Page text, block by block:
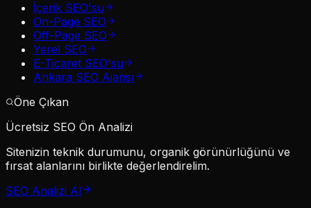
İçerik SEO'su
On-Page SEO
Off-Page SEO
Yerel SEO
E-Ticaret SEO'su
Ankara SEO Ajansı
Öne Çıkan
Ücretsiz SEO Ön Analizi
Sitenizin teknik durumunu, organik görünürlüğünü ve
fırsat alanlarını birlikte değerlendirelim.
SEO Analizi Al